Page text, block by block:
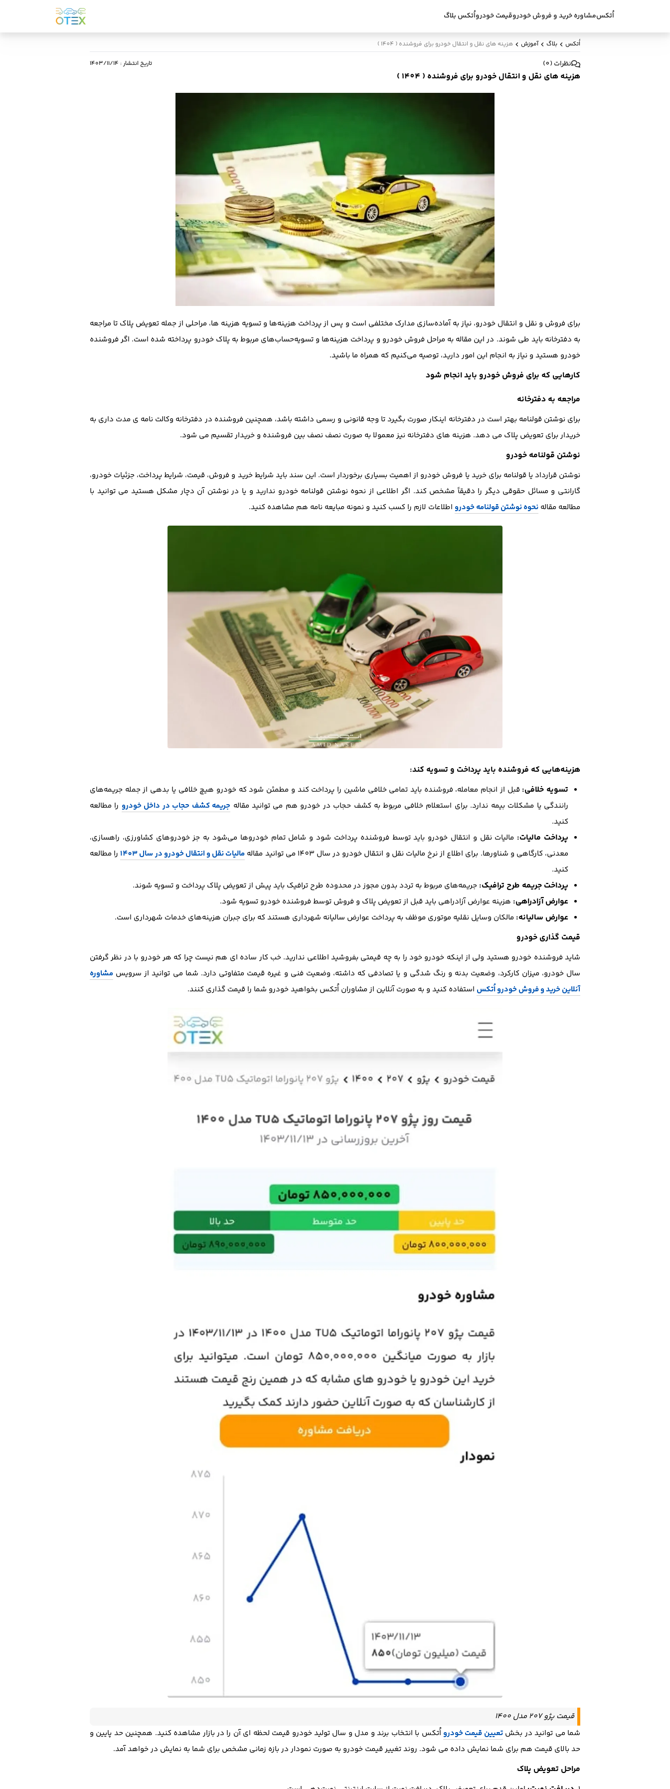
اُتکسمشاوره خرید و فروش خودروقیمت خودرواُتکس بلاگ
اُتکس بلاگ آموزش هزینه های نقل و انتقال خودرو برای فروشنده ( 1404 )
نظرات (
0
) تاریخ انتشار: ۱۴۰۳/۱۱/۱۴
هزینه های نقل و انتقال خودرو برای فروشنده ( 1404 )
برای فروش و نقل و انتقال خودرو، نیاز به آماده‌سازی مدارک مختلفی است و پس از پرداخت هزینه‌ها و تسویه هزینه ها، مراحلی از جمله تعویض پلاک تا مراجعه
به دفترخانه باید طی شوند. در این مقاله به مراحل فروش خودرو و پرداخت هزینه‌ها و تسویه‌حساب‌های مربوط به پلاک خودرو پرداخته شده است. اگر فروشنده
خودرو هستید و نیاز به انجام این امور دارید، توصیه می‌کنیم که همراه ما باشید.
کارهایی که برای فروش خودرو باید انجام شود
مراجعه به دفترخانه
برای نوشتن قولنامه بهتر است در دفترخانه اینکار صورت بگیرد تا وجه قانونی و رسمی داشته باشد، همچنین فروشنده در دفترخانه وکالت نامه ی مدت داری به
خریدار برای تعویض پلاک می دهد. هزینه های دفترخانه نیز معمولا به صورت نصف نصف بین فروشنده و خریدار تقسیم می شود.
نوشتن قولنامه خودرو
نوشتن قرارداد یا قولنامه برای خرید یا فروش خودرو از اهمیت بسیاری برخوردار است. این سند باید شرایط خرید و فروش، قیمت، شرایط پرداخت، جزئیات خودرو،
گارانتی و مسائل حقوقی دیگر را دقیقاً مشخص کند. اگر اطلاعی از نحوه نوشتن قولنامه خودرو ندارید و یا در نوشتن آن دچار مشکل هستید می توانید با
مطالعه مقاله نحوه نوشتن قولنامه خودرو اطلاعات لازم را کسب کنید و نمونه مبایعه نامه هم مشاهده کنید.
هزینه‌هایی که فروشنده باید پرداخت و تسویه کند:
تسویه خلافی: قبل از انجام معامله، فروشنده باید تمامی خلافی ماشین را پرداخت کند و مطمئن شود که خودرو هیچ خلافی یا بدهی از جمله جریمه‌های
رانندگی یا مشکلات بیمه ندارد. برای استعلام خلافی مربوط به کشف حجاب در خودرو هم می توانید مقاله جریمه کشف حجاب در داخل خودرو را مطالعه
کنید.
پرداخت مالیات: مالیات نقل و انتقال خودرو باید توسط فروشنده پرداخت شود و شامل تمام خودروها می‌شود به جز خودروهای کشاورزی، راهسازی،
معدنی، کارگاهی و شناورها. برای اطلاع از نرخ مالیات نقل و انتقال خودرو در سال 1403 می توانید مقاله
مالیات نقل و انتقال خودرو در سال 1403
را مطالعه
کنید.
پرداخت جریمه طرح ترافیک: جریمه‌های مربوط به تردد بدون مجوز در محدوده طرح ترافیک باید پیش از تعویض پلاک پرداخت و تسویه شوند.
عوارض آزادراهی: هزینه عوارض آزادراهی باید قبل از تعویض پلاک و فروش توسط فروشنده خودرو تسویه شود.
عوارض سالیانه: مالکان وسایل نقلیه موتوری موظف به پرداخت عوارض سالیانه شهرداری هستند که برای جبران هزینه‌های خدمات شهرداری است.
قیمت گذاری خودرو
شاید فروشنده خودرو هستید ولی از اینکه خودرو خود را به چه قیمتی بفروشید اطلاعی ندارید. خب کار ساده ای هم نیست چرا که هر خودرو با در نظر گرفتن
سال خودرو، میزان کارکرد، وضعیت بدنه و رنگ شدگی و یا تصادفی که داشته، وضعیت فنی و غیره قیمت متفاوتی دارد. شما می توانید از سرویس مشاوره
آنلاین خرید و فروش خودرو اُتکس استفاده کنید و به صورت آنلاین از مشاوران اُتکس بخواهید خودرو شما را قیمت گذاری کنند.
قیمت پژو 207 مدل 1400
شما می توانید در بخشتعیین قیمت خودرو اُتکس با انتخاب برند و مدل و سال تولید خودرو قیمت لحظه ای آن را در بازار مشاهده کنید. همچنین حد پایین و
حد بالای قیمت هم برای شما نمایش داده می شود. روند تغییر قیمت خودرو به صورت نمودار در بازه زمانی مشخص برای شما به نمایش در خواهد آمد.
مراحل تعویض پلاک